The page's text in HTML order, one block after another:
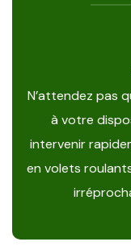
N’attendez pas
à votre
intervenir
en volets